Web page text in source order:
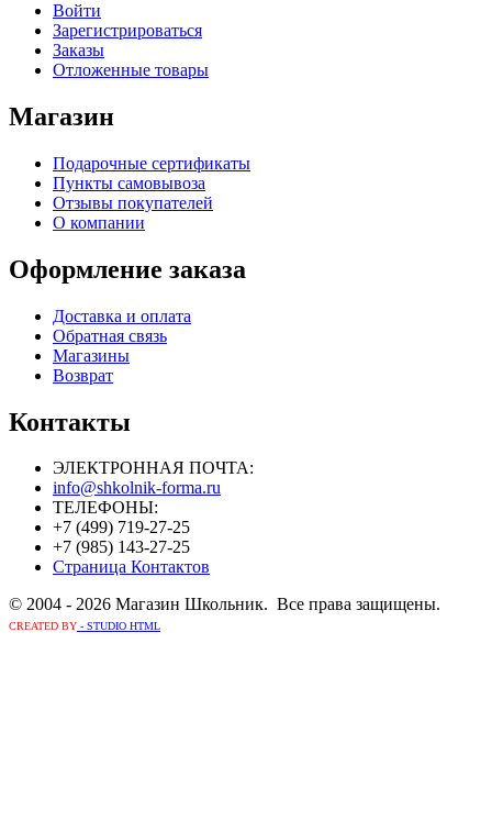
Войти
Зарегистрироваться
Заказы
Отложенные товары
Магазин
Подарочные сертификаты
Пункты самовывоза
Отзывы покупателей
О компании
Оформление заказа
Доставка и оплата
Обратная связь
Магазины
Возврат
Контакты
ЭЛЕКТРОННАЯ ПОЧТА:
info@shkolnik-forma.ru
ТЕЛЕФОНЫ:
+7 (499) 719-27-25
+7 (985) 143-27-25
Страница Контактов
© 2004 - 2026 Магазин Школьник. Все права защищены.
CREATED BY - STUDIO HTML